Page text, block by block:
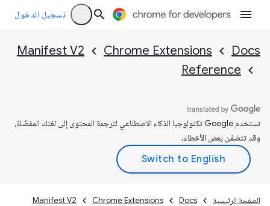
تسجيل الدخول
Docs
Chrome Extensions
Manifest V2
Reference
تستخدم Google تكنولوجيا الذكاء الاصطناعي لترجمة المحتوى إلى لغتك المفضّلة،
وقد تتضمّن بعض الأخطاء.
الصفحة الرئيسية Docs
Chrome Extensions
Manifest V2